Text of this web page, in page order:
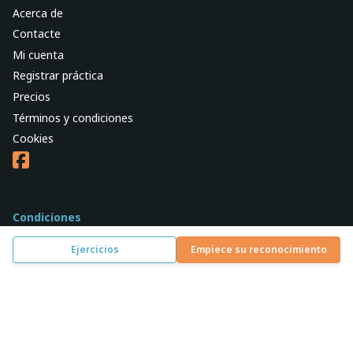
Ejercicios Empiece su reconocimiento
Acerca de
Contacte
Mi cuenta
Registrar práctica
Precios
Términos y condiciones
Cookies
Condiciones
Lesión del ligamento cruzado posterior
Síndrome patelofemoral